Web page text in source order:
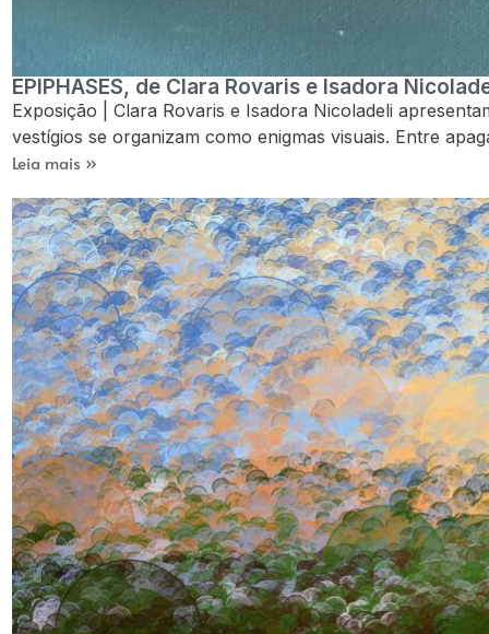
EPIPHASES, de Clara Rovaris e Isadora
Exposição | Clara Rovaris e Isadora Nicoladeli
vestígios se organizam como enigmas visuais. Entre
Leia mais »